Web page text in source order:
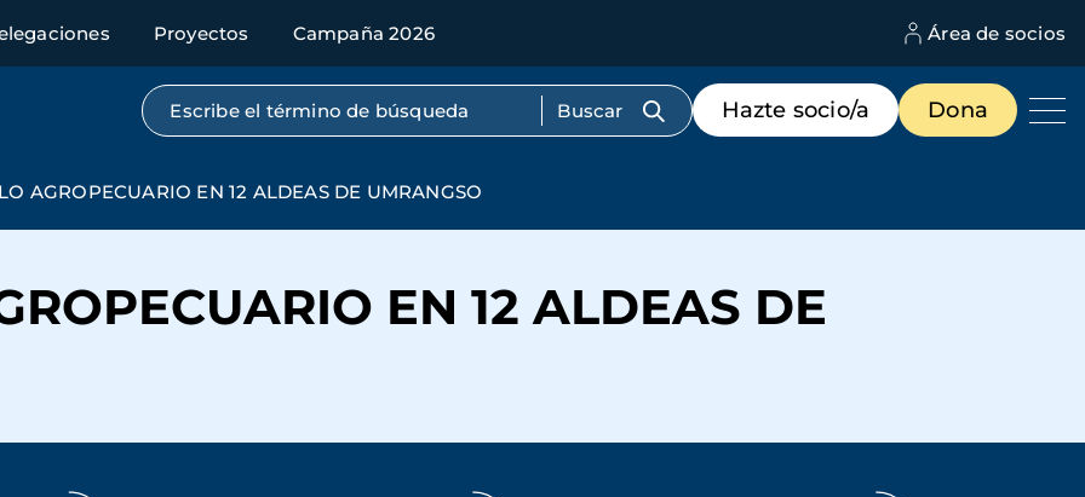
Proyectos Campaña 2026 Área de socios
Búsqueda por texto completo
Menú
de
destacados
Hazte socio/a Dona
AGROPECUARIO EN 12 ALDEAS DE UMRANGSO
EN 12 ALDEAS DE